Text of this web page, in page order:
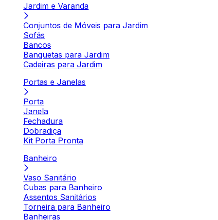
Jardim e Varanda
Conjuntos de Móveis para Jardim
Sofás
Bancos
Banquetas para Jardim
Cadeiras para Jardim
Portas e Janelas
Porta
Janela
Fechadura
Dobradiça
Kit Porta Pronta
Banheiro
Vaso Sanitário
Cubas para Banheiro
Assentos Sanitários
Torneira para Banheiro
Banheiras